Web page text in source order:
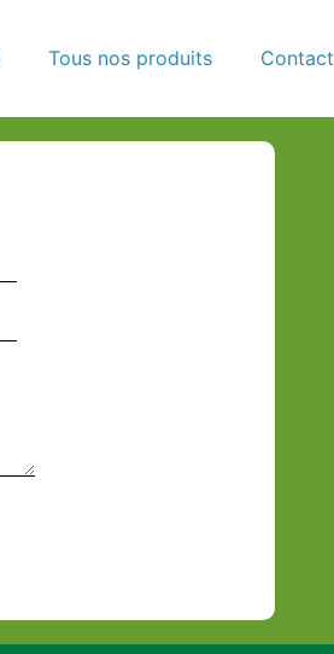
Tous nos produits Contact